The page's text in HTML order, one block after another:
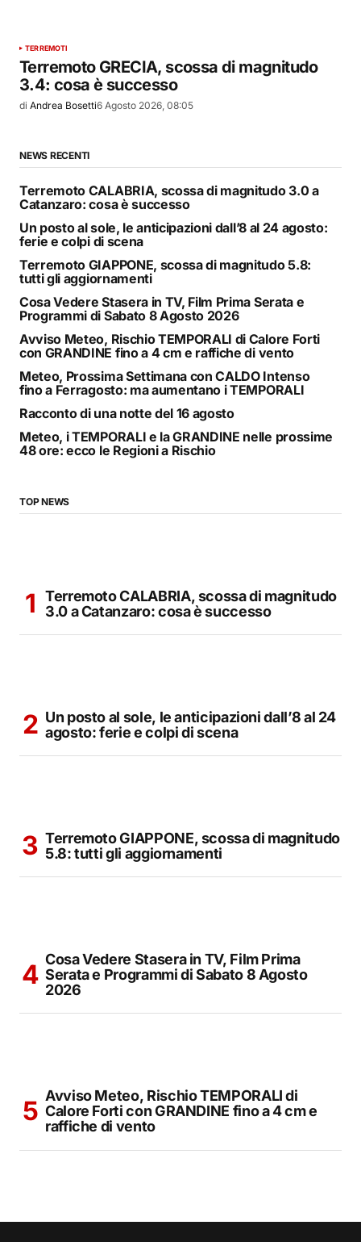
TERREMOTI
Terremoto GRECIA, scossa di magnitudo
3.4: cosa è successo
di Andrea Bosetti6 Agosto 2026, 08:05
NEWS RECENTI
Terremoto CALABRIA, scossa di magnitudo 3.0 a
Catanzaro: cosa è successo
Un posto al sole, le anticipazioni dall’8 al 24 agosto:
ferie e colpi di scena
Terremoto GIAPPONE, scossa di magnitudo 5.8:
tutti gli aggiornamenti
Cosa Vedere Stasera in TV, Film Prima Serata e
Programmi di Sabato 8 Agosto 2026
Avviso Meteo, Rischio TEMPORALI di Calore Forti
con GRANDINE fino a 4 cm e raffiche di vento
Meteo, Prossima Settimana con CALDO Intenso
fino a Ferragosto: ma aumentano i TEMPORALI
Racconto di una notte del 16 agosto
Meteo, i TEMPORALI e la GRANDINE nelle prossime
48 ore: ecco le Regioni a Rischio
TOP NEWS
Terremoto CALABRIA, scossa di magnitudo
3.0 a Catanzaro: cosa è successo
Un posto al sole, le anticipazioni dall’8 al 24
agosto: ferie e colpi di scena
Terremoto GIAPPONE, scossa di magnitudo
5.8: tutti gli aggiornamenti
Cosa Vedere Stasera in TV, Film Prima
Serata e Programmi di Sabato 8 Agosto
2026
Avviso Meteo, Rischio TEMPORALI di
Calore Forti con GRANDINE fino a 4 cm e
raffiche di vento